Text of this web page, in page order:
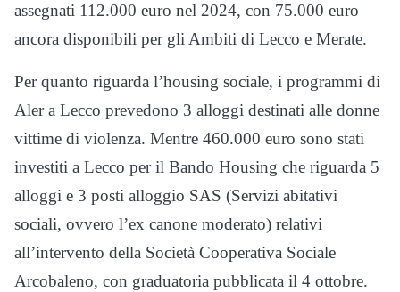
assegnati 112.000 euro nel 2024, con 75.000 euro
ancora disponibili per gli Ambiti di Lecco e Merate.
Per quanto riguarda l’housing sociale, i programmi di
Aler a Lecco prevedono 3 alloggi destinati alle donne
vittime di violenza. Mentre 460.000 euro sono stati
investiti a Lecco per il Bando Housing che riguarda 5
alloggi e 3 posti alloggio SAS (Servizi abitativi
sociali, ovvero l’ex canone moderato) relativi
all’intervento della Società Cooperativa Sociale
Arcobaleno, con graduatoria pubblicata il 4 ottobre.